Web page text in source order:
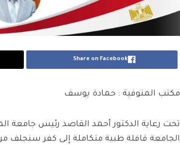
Share on Facebook
مكتب المنوفية : حمادة يوسف
تحت رعاية الدكتور أحمد القاصد رئيس جامعة
الجامعة قافلة طبية متكاملة إلى كفر سنجلف